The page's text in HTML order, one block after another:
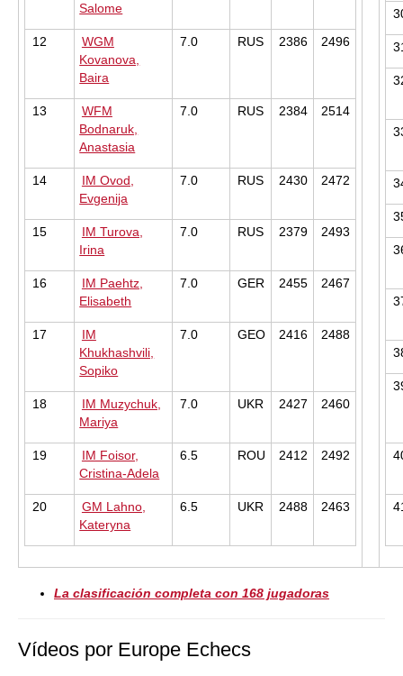
Salome
12
WGM
Kovanova,
Baira
7.0 RUS 2386 2496
13
WFM
Bodnaruk,
Anastasia
7.0 RUS 2384 2514
14
IM Ovod,
Evgenija
7.0 RUS 2430 2472
15
IM Turova,
Irina
7.0 RUS 2379 2493
16
IM Paehtz,
Elisabeth
7.0 GER 2455 2467
17
IM
Khukhashvili,
Sopiko
7.0 GEO 2416 2488
18
IM Muzychuk,
Mariya
7.0 UKR 2427 2460
19
IM Foisor,
Cristina-Adela
6.5 ROU 2412 2492
20
GM Lahno,
Kateryna
6.5 UKR 2488 2463
La clasificación completa con 168 jugadoras
Vídeos por Europe Echecs